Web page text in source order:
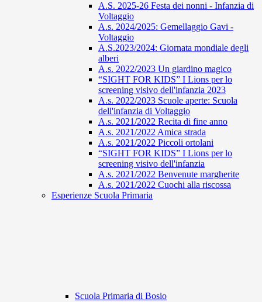
A.S. 2025-26 Festa dei nonni - Infanzia di
Voltaggio
A.s. 2024/2025: Gemellaggio Gavi -
Voltaggio
A.S.2023/2024: Giornata mondiale degli
alberi
A.s. 2022/2023 Un giardino magico
“SIGHT FOR KIDS” I Lions per lo
screening visivo dell'infanzia 2023
A.s. 2022/2023 Scuole aperte: Scuola
dell'infanzia di Voltaggio
A.s. 2021/2022 Recita di fine anno
A.s. 2021/2022 Amica strada
A.s. 2021/2022 Piccoli ortolani
“SIGHT FOR KIDS” I Lions per lo
screening visivo dell'infanzia
A.s. 2021/2022 Benvenute margherite
A.s. 2021/2022 Cuochi alla riscossa
Esperienze Scuola Primaria
Scuola Primaria di Bosio